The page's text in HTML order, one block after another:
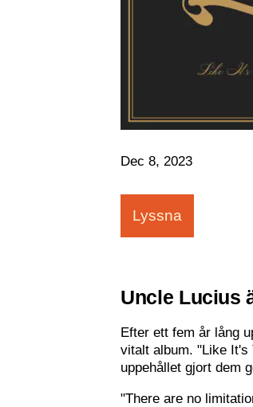
Dec 8, 2023
Lyssna
Uncle Lucius
Efter ett fem år lång
vitalt album. "Like It's
uppehållet gjort dem
"There are no